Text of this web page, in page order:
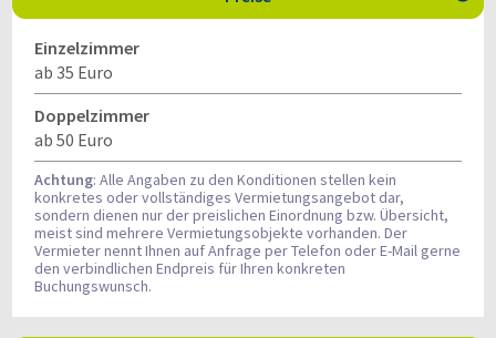
Einzelzimmer
ab 35 Euro
Doppelzimmer
ab 50 Euro
Achtung: Alle Angaben zu den Konditionen stellen kein
konkretes oder vollständiges Vermietungsangebot dar,
sondern dienen nur der preislichen Einordnung bzw. Übersicht,
meist sind mehrere Vermietungsobjekte vorhanden. Der
Vermieter nennt Ihnen auf Anfrage per Telefon oder E-Mail gerne
den verbindlichen Endpreis für Ihren konkreten
Buchungswunsch.